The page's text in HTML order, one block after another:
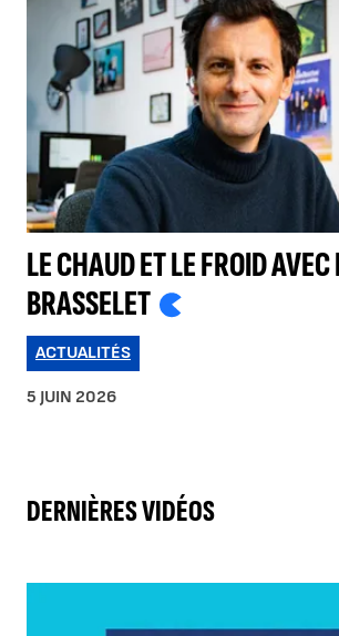
LE CHAUD ET LE FROID
BRASSELET
ACTUALITÉS
5 JUIN 2026
DERNIÈRES VIDÉOS